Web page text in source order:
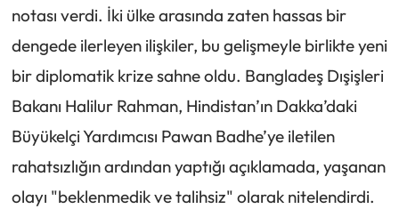
notası verdi. İki ülke arasında zaten hassas bir
dengede ilerleyen ilişkiler, bu gelişmeyle birlikte yeni
bir diplomatik krize sahne oldu. Bangladeş Dışişleri
Bakanı Halilur Rahman, Hindistan’ın Dakka’daki
Büyükelçi Yardımcısı Pawan Badhe’ye iletilen
rahatsızlığın ardından yaptığı açıklamada, yaşanan
olayı "beklenmedik ve talihsiz" olarak nitelendirdi.